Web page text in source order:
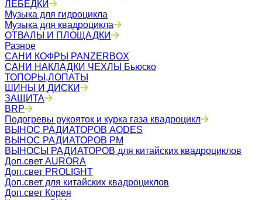
ЛЕБЕДКИ
Музыка для гидроцикла
Музыка для квадроцикла
ОТВАЛЫ И ПЛОЩАДКИ
Разное
САНИ КОФРЫ PANZERBOX
САНИ НАКЛАДКИ ЧЕХЛЫ Бьюско
ТОПОРЫ,ЛОПАТЫ
ШИНЫ И ДИСКИ
ЗАЩИТА
BRP
Подогревы рукояток и курка газа квадроцикл
ВЫНОС РАДИАТОРОВ AODES
ВЫНОС РАДИАТОРОВ РМ
ВЫНОСЫ РАДИАТОРОВ для китайских квадроциклов
Доп.свет AURORA
Доп.свет PROLIGHT
Доп.свет для китайских квадроциклов
Доп.свет Корея